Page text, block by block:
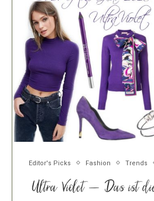
Editor's Picks Fashion Trends
Ultra Violet – Das ist die